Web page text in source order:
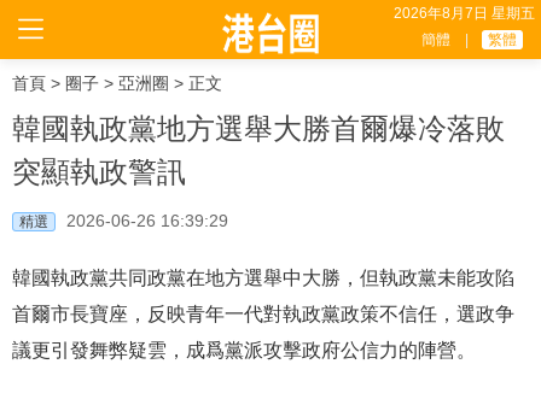
2026年8月7日 星期五
簡體
繁體
首頁 > 圈子 > 亞洲圈 > 正文
韓國執政黨地方選舉大勝首爾爆冷落敗
突顯執政警訊
精選 2026-06-26 16:39:29
韓國執政黨共同政黨在地方選舉中大勝，但執政黨未能攻陷
首爾市長寶座，反映青年一代對執政黨政策不信任，選政争
議更引發舞弊疑雲，成爲黨派攻擊政府公信力的陣營。